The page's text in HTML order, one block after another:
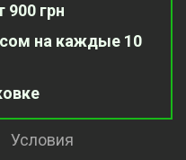
900 грн
на каждые 10
Условия